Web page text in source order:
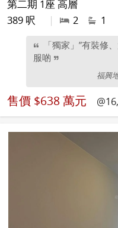
第二期 1座 高層
389 呎
| 2 1
「獨家」”有裝修
服啲
福興
售價 $638 萬元